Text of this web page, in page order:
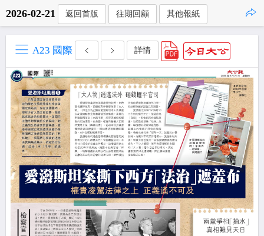
2026-02-21 返回首版 往期回顧 其他報紙
A23 國際 詳情